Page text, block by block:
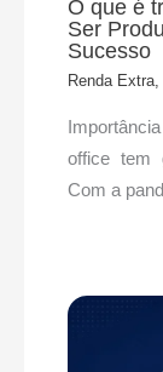
O que é
Ser
Sucesso
Renda
office tem
Com a